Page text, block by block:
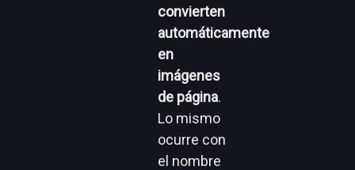
convierten
automáticamente
en
imágenes
de página.
Lo mismo
ocurre con
el nombre